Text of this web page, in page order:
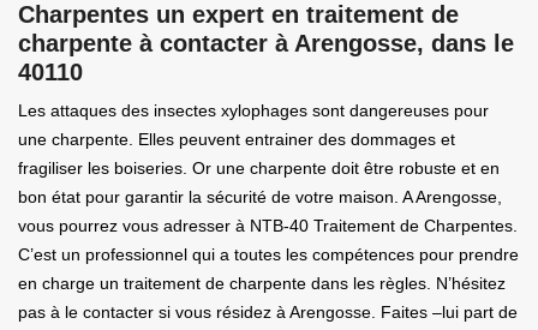
Charpentes un expert en traitement de
charpente à contacter à Arengosse, dans le
40110
Les attaques des insectes xylophages sont dangereuses pour
une charpente. Elles peuvent entrainer des dommages et
fragiliser les boiseries. Or une charpente doit être robuste et en
bon état pour garantir la sécurité de votre maison. A Arengosse,
vous pourrez vous adresser à NTB-40 Traitement de Charpentes.
C’est un professionnel qui a toutes les compétences pour prendre
en charge un traitement de charpente dans les règles. N’hésitez
pas à le contacter si vous résidez à Arengosse. Faites –lui part de